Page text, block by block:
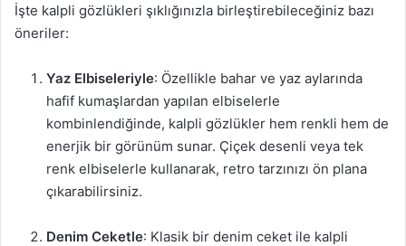
İşte kalpli gözlükleri şıklığınızla birleştirebileceğiniz bazı
öneriler:
Yaz Elbiseleriyle: Özellikle bahar ve yaz aylarında
hafif kumaşlardan yapılan elbiselerle
kombinlendiğinde, kalpli gözlükler hem renkli hem de
enerjik bir görünüm sunar. Çiçek desenli veya tek
renk elbiselerle kullanarak, retro tarzınızı ön plana
çıkarabilirsiniz.
Denim Ceketle: Klasik bir denim ceket ile kalpli